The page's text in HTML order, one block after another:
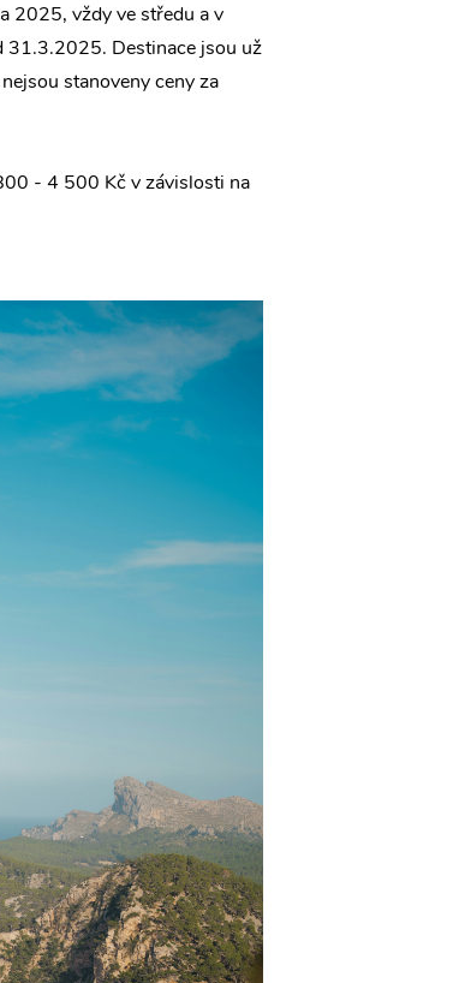
2025, vždy ve středu a v
31.3.2025. Destinace jsou už
stanoveny ceny za
- 4 500 Kč v závislosti na